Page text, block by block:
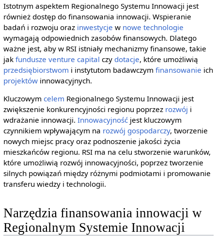
Istotnym aspektem Regionalnego Systemu Innowacji jest
również dostęp do finansowania innowacji. Wspieranie
badań i rozwoju oraz inwestycje w nowe technologie
wymagają odpowiednich zasobów finansowych. Dlatego
ważne jest, aby w RSI istniały mechanizmy finansowe, takie
jak fundusze venture capital czy dotacje, które umożliwią
przedsiębiorstwom i instytutom badawczym finansowanie ich
projektówinnowacyjnych.
Kluczowym celem Regionalnego Systemu Innowacji jest
zwiększenie konkurencyjności regionu poprzez rozwój i
wdrażanie innowacji. Innowacyjnośćjest kluczowym
czynnikiem wpływającym na rozwój gospodarczy, tworzenie
nowych miejsc pracy oraz podnoszenie jakości życia
mieszkańców regionu. RSI ma na celu stworzenie warunków,
które umożliwią rozwój innowacyjności, poprzez tworzenie
silnych powiązań między różnymi podmiotami i promowanie
transferu wiedzy i technologii.
Narzędzia finansowania innowacji w
Regionalnym Systemie Innowacji